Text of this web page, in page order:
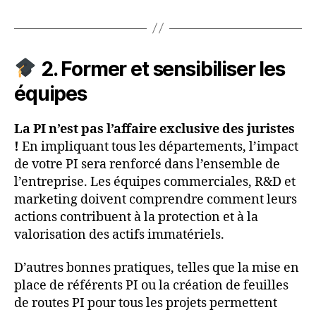
2. Former et sensibiliser les
équipes
La PI n’est pas l’affaire exclusive des juristes
! En impliquant tous les départements, l’impact
de votre PI sera renforcé dans l’ensemble de
l’entreprise. Les équipes commerciales, R&D et
marketing doivent comprendre comment leurs
actions contribuent à la protection et à la
valorisation des actifs immatériels.
D’autres bonnes pratiques, telles que la mise en
place de référents PI ou la création de feuilles
de routes PI pour tous les projets permettent